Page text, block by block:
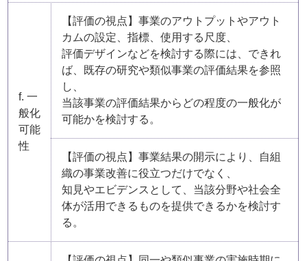
f. 一
般化
可能
性
【評価の視点】事業のアウトプットやアウト
カムの設定、指標、使用する尺度、
評価デザインなどを検討する際には、できれ
ば、既存の研究や類似事業の評価結果を参照
し、
当該事業の評価結果からどの程度の一般化が
可能かを検討する。
【評価の視点】事業結果の開示により、自組
織の事業改善に役立つだけでなく、
知見やエビデンスとして、当該分野や社会全
体が活用できるものを提供できるかを検討す
る。